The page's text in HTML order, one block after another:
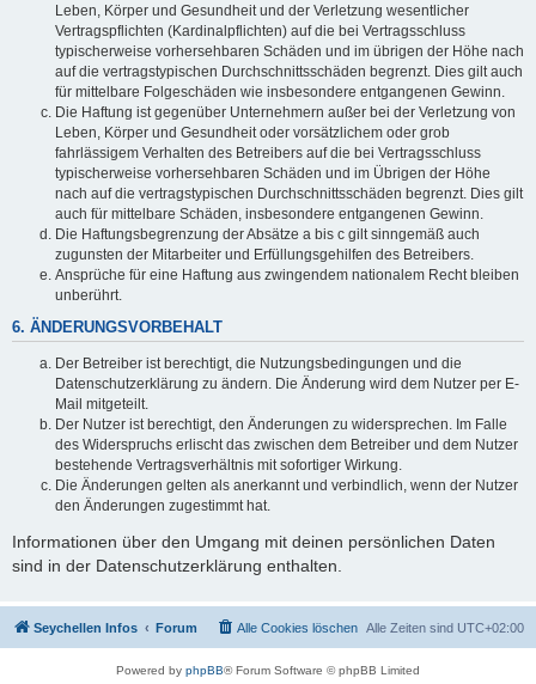
Leben, Körper und Gesundheit und der Verletzung wesentlicher
Vertragspflichten (Kardinalpflichten) auf die bei Vertragsschluss
typischerweise vorhersehbaren Schäden und im übrigen der Höhe nach
auf die vertragstypischen Durchschnittsschäden begrenzt. Dies gilt auch
für mittelbare Folgeschäden wie insbesondere entgangenen Gewinn.
Die Haftung ist gegenüber Unternehmern außer bei der Verletzung von
Leben, Körper und Gesundheit oder vorsätzlichem oder grob
fahrlässigem Verhalten des Betreibers auf die bei Vertragsschluss
typischerweise vorhersehbaren Schäden und im Übrigen der Höhe
nach auf die vertragstypischen Durchschnittsschäden begrenzt. Dies gilt
auch für mittelbare Schäden, insbesondere entgangenen Gewinn.
Die Haftungsbegrenzung der Absätze a bis c gilt sinngemäß auch
zugunsten der Mitarbeiter und Erfüllungsgehilfen des Betreibers.
Ansprüche für eine Haftung aus zwingendem nationalem Recht bleiben
unberührt.
6. ÄNDERUNGSVORBEHALT
Der Betreiber ist berechtigt, die Nutzungsbedingungen und die
Datenschutzerklärung zu ändern. Die Änderung wird dem Nutzer per E-
Mail mitgeteilt.
Der Nutzer ist berechtigt, den Änderungen zu widersprechen. Im Falle
des Widerspruchs erlischt das zwischen dem Betreiber und dem Nutzer
bestehende Vertragsverhältnis mit sofortiger Wirkung.
Die Änderungen gelten als anerkannt und verbindlich, wenn der Nutzer
den Änderungen zugestimmt hat.
Informationen über den Umgang mit deinen persönlichen Daten
sind in der Datenschutzerklärung enthalten.
Seychellen Infos Forum Alle Zeiten sind UTC+02:00
Alle Cookies löschen
Powered by phpBB® Forum Software © phpBB Limited